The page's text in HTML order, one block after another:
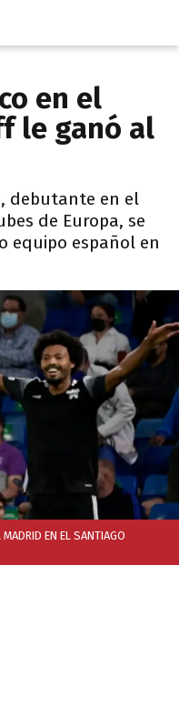
en el
le ganó al
debutante en el
de Europa, se
equipo español en
EN EL SANTIAGO